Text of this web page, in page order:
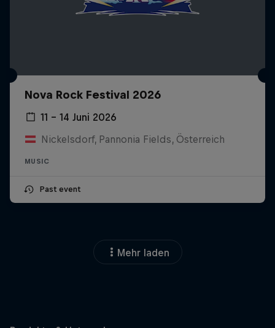
Nova Rock Festival 2026
11 – 14 Juni 2026
Nickelsdorf, Pannonia Fields, Österreich
MUSIC
Past event
Mehr laden